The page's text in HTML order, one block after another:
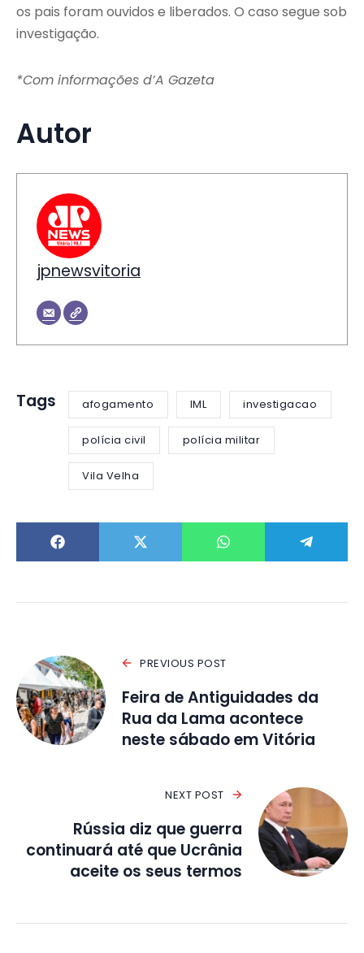
os pais foram ouvidos e liberados. O caso segue sob
investigação.
*Com informações d’A Gazeta
Autor
jpnewsvitoria
Tags afogamento IML investigacao
polícia civil polícia militar
Vila Velha
PREVIOUS POST
Feira de Antiguidades da
Rua da Lama acontece
neste sábado em Vitória
NEXT POST
Rússia diz que guerra
continuará até que Ucrânia
aceite os seus termos